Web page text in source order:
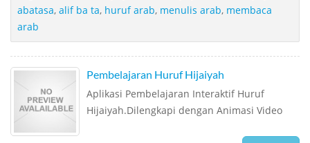
abatasa, alif ba ta, huruf arab, menulis arab, membaca
arab
Pembelajaran Huruf Hijaiyah
Aplikasi Pembelajaran Interaktif Huruf
Hijaiyah.Dilengkapi dengan Animasi Video